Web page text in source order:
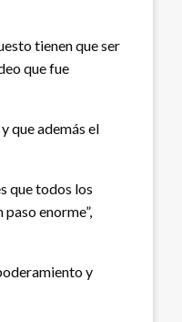
tienen que ser
que fue
que además el
que todos los
enorme”,
y